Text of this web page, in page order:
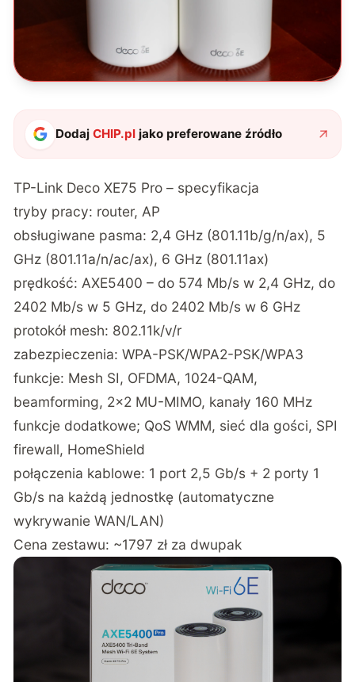
DodajCHIP.pl jako preferowane źródło
TP-Link Deco XE75 Pro – specyfikacja
tryby pracy: router, AP
obsługiwane pasma: 2,4 GHz (801.11b/g/n/ax), 5
GHz (801.11a/n/ac/ax), 6 GHz (801.11ax)
prędkość: AXE5400 – do 574 Mb/s w 2,4 GHz, do
2402 Mb/s w 5 GHz, do 2402 Mb/s w 6 GHz
protokół mesh: 802.11k/v/r
zabezpieczenia: WPA-PSK/WPA2-PSK/WPA3
funkcje: Mesh SI, OFDMA, 1024-QAM,
beamforming, 2×2 MU-MIMO, kanały 160 MHz
funkcje dodatkowe; QoS WMM, sieć dla gości, SPI
firewall, HomeShield
połączenia kablowe: 1 port 2,5 Gb/s + 2 porty 1
Gb/s na każdą jednostkę (automatyczne
wykrywanie WAN/LAN)
Cena zestawu: ~1797 zł za dwupak